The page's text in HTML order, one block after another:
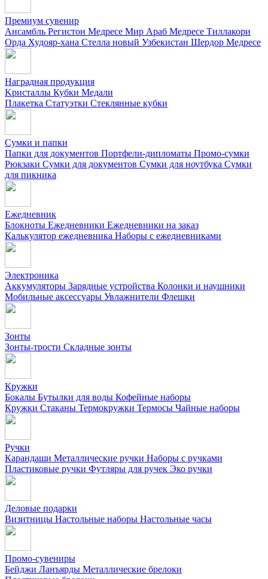
Премиум сувенир
Ансамбль Регистон Медресе Мир Араб Медресе Тиллакори
Орда Худояр-хана Стелла новый Узбекистан Шердор Медресе
Наградная продукция
Kристаллы Кубки Медали
Плакетка Статуэтки Стеклянные кубки
Сумки и папки
Папки для документов Портфели-дипломаты Промо-сумки
Рюкзаки Сумки для документов Сумки для ноутбука Сумки
для пикника
Ежедневник
Блокноты Ежедневники Ежедневники на заказ
Калькулятор ежедневника Наборы с ежедневниками
Электроника
Аккумуляторы Зарядные устройства Колонки и наушники
Мобильные аксессуары Увлажнители Флешки
Зонты
Зонты-трости Складные зонты
Кружки
Бокалы Бутылки для воды Кофейные наборы
Кружки Стаканы Термокружки Термосы Чайные наборы
Ручки
Карандаши Металлические ручки Наборы с ручками
Пластиковые ручки Футляры для ручек Эко ручки
Деловые подарки
Визитницы Настольные наборы Настольные часы
Промо-сувениры
Бейджи Ланъярды Металлические брелоки